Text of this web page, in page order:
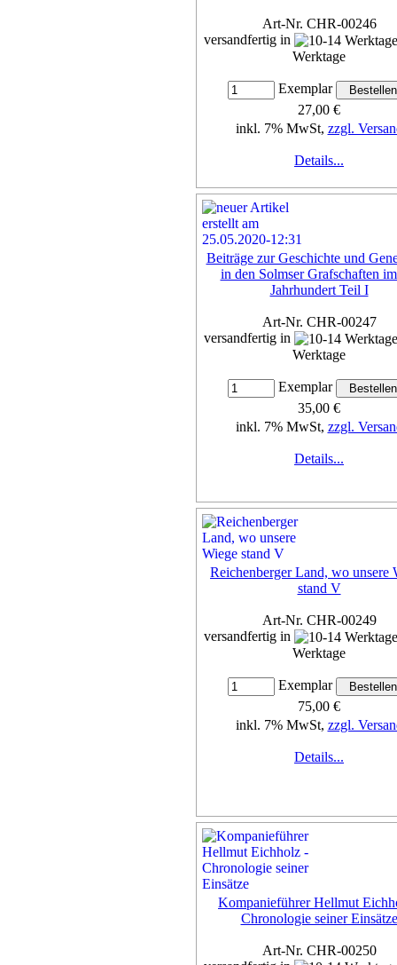
Art-Nr. CHR-00246
versandfertig in
Werktage
Exemplar
27,00 €
inkl. 7% MwSt, zzgl.
Details...
Beiträge zur Geschichte und
in den Solmser Grafschaften
Jahrhundert Teil I
Art-Nr. CHR-00247
versandfertig in
Werktage
Exemplar
35,00 €
inkl. 7% MwSt, zzgl.
Details...
Reichenberger Land, wo unsere
stand V
Art-Nr. CHR-00249
versandfertig in
Werktage
Exemplar
75,00 €
inkl. 7% MwSt, zzgl.
Details...
Kompanieführer Hellmut
Chronologie seiner Einsätze
Art-Nr. CHR-00250